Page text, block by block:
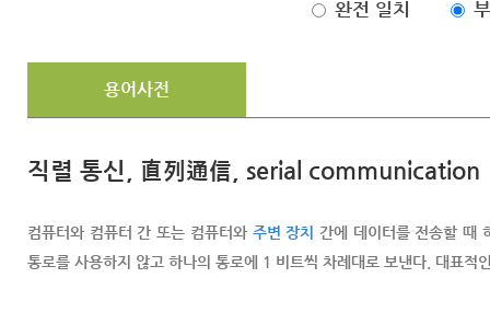
완전 일치
용어사전
직렬 통신, 直列通信, serial communication
컴퓨터와 컴퓨터 간 또는 컴퓨터와 주변 장치
간에 데이터를 전송할 때
통로를 사용하지 않고 하나의 통로에 1 비트씩 차례대로 보낸다. 대표